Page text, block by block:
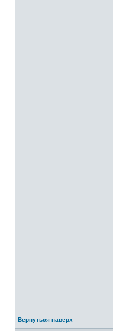
Вернуться наверх